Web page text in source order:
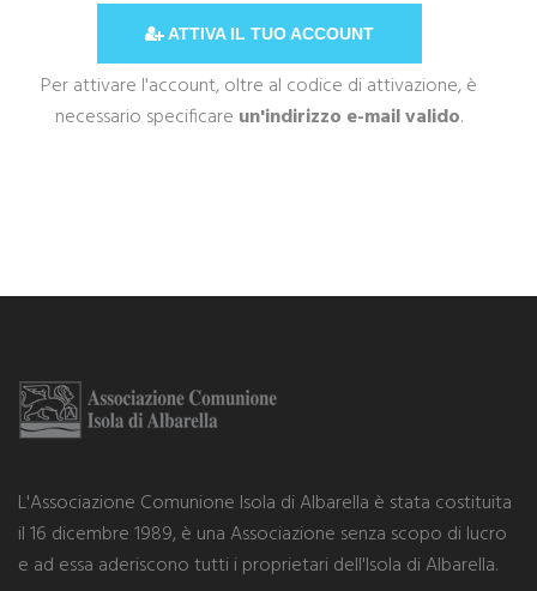
ATTIVA IL TUO ACCOUNT
Per attivare l'account, oltre al codice di attivazione, è
necessario specificare un'indirizzo e-mail valido.
L'Associazione Comunione Isola di Albarella è stata costituita
il 16 dicembre 1989, è una Associazione senza scopo di lucro
e ad essa aderiscono tutti i proprietari dell'Isola di Albarella.